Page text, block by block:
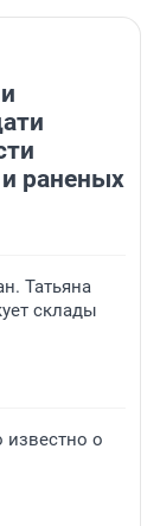
раненых
Татьяна
склады
о